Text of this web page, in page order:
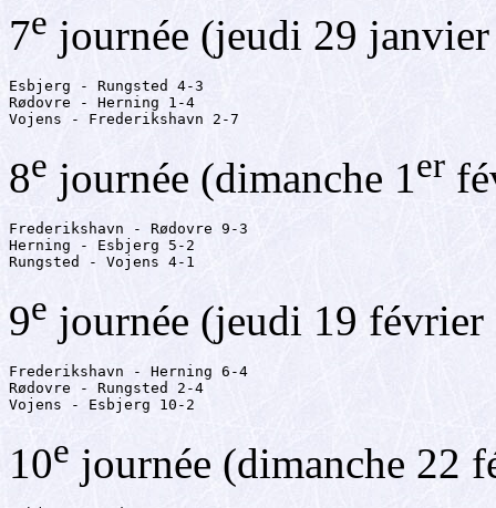
7e journée (jeudi 29
Esbjerg - Rungsted 4-3
Rødovre - Herning 1-4
Vojens - Frederikshavn 2-7
8e journée (dimanche 1 er
Frederikshavn - Rødovre 9-3
Herning - Esbjerg 5-2
Rungsted - Vojens 4-1
9e journée (jeudi 19 février
Frederikshavn - Herning 6-4
Rødovre - Rungsted 2-4
Vojens - Esbjerg 10-2
10e journée (dimanche 22